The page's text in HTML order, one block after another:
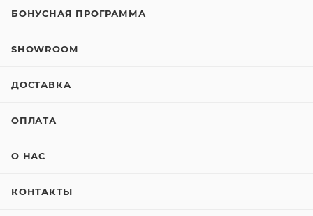
БОНУСНАЯ ПРОГРАММА
SHOWROOM
ДОСТАВКА
ОПЛАТА
О НАС
КОНТАКТЫ